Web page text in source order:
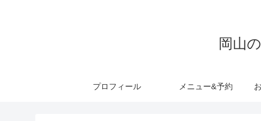
岡山
プロフィール メニュー&予約